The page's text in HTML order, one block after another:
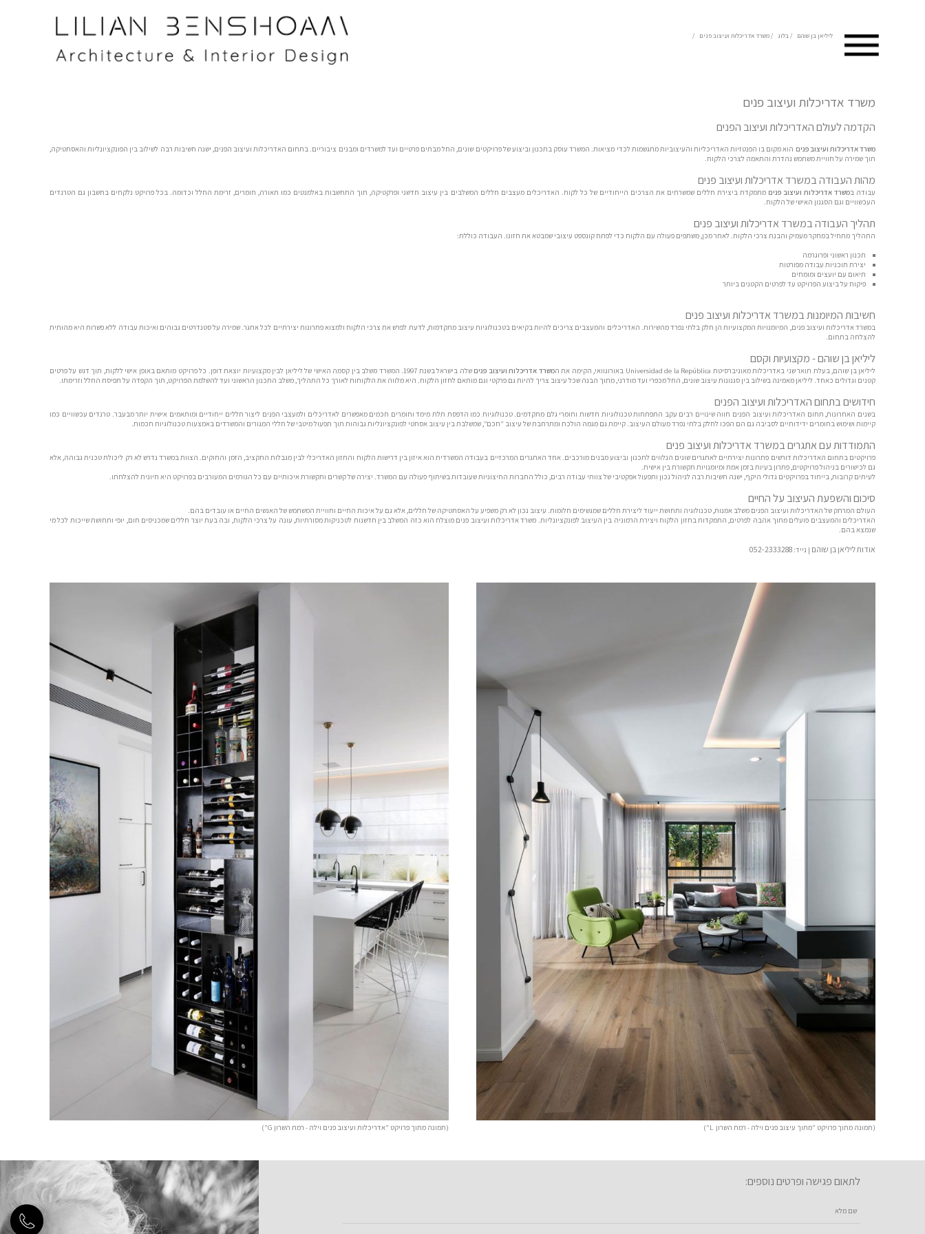
ליליאן בן שוהם /בלוג /משרד אדריכלות ועיצוב פנים /
משרד אדריכלות ועיצוב פנים
הקדמה לעולם האדריכלות ועיצוב הפנים
משרד אדריכלות ועיצוב פנים הוא מקום בו הפנטזיות האדריכליות והעיצוביות מתגשמות לכדי מציאות. המשרד עוסק בתכנון וביצוע של פרויקטים שונים, החל מבתים פרטיים ועד למשרדים ומבנים ציבוריים. בתחום האדריכלות ועיצוב הפנים, ישנה חשיבות רבה לשילוב בין הפונקציונליות והאסתטיקה,
תוך שמירה על חוויית משתמש נהדרת והתאמה לצרכי הלקוח.
מהות העבודה במשרד אדריכלות ועיצוב פנים
עבודה במשרד אדריכלות ועיצוב פנים מתמקדת ביצירת חללים שמשרתים את הצרכים הייחודיים של כל לקוח. האדריכלים מעצבים חללים המשלבים בין עיצוב חדשני ופרקטיקה, תוך התחשבות באלמנטים כמו תאורה, חומרים, זרימת החלל וכדומה. בכל פרויקט נלקחים בחשבון גם הטרנדים
העכשוויים וגם הסגנון האישי של הלקוח.
תהליך העבודה במשרד אדריכלות ועיצוב פנים
התהליך מתחיל במחקר מעמיק והבנת צרכי הלקוח. לאחר מכן, משתפים פעולה עם הלקוח כדי לפתח קונספט עיצובי שמבטא את חזונו. העבודה כוללת:
תכנון ראשוני ופרוגרמה
יצירת תוכניות עבודה מפורטות
תיאום עם יועצים ומומחים
פיקוח על ביצוע הפרויקט עד לפרטים הקטנים ביותר
חשיבות המיומנות במשרד אדריכלות ועיצוב פנים
במשרד אדריכלות ועיצוב פנים, המיומנויות המקצועיות הן חלק בלתי נפרד מהשירות. האדריכלים והמעצבים צריכים להיות בקיאים בטכנולוגיות עיצוב מתקדמות, לדעת לפרש את צרכי הלקוח ולמצוא פתרונות יצירתיים לכל אתגר. שמירה על סטנדרטים גבוהים ואיכות עבודה ללא פשרות היא מהותית
להצלחה בתחום.
ליליאן בן שוהם - מקצועיות וקסם
ליליאן בן שוהם, בעלת תואר שני באדריכלות מאוניברסיטת Universidad de la República באורוגוואי, הקימה את ה משרד אדריכלות ועיצוב פנים
שלה בישראל בשנת 1997. המשרד משלב בין קסמה האישי של ליליאן לבין מקצועיות יוצאת דופן. כל פרויקט מותאם באופן אישי ללקוח, תוך דגש על פרטים
קטנים וגדולים כאחד. ליליאן מאמינה בשילוב בין סגנונות עיצוב שונים, החל מכפרי ועד מודרני, מתוך הבנה שכל עיצוב צריך להיות גם פרקטי וגם מותאם לחזון הלקוח. היא מלווה את הלקוחות לאורך כל התהליך, משלב התכנון הראשוני ועד להשלמת הפרויקט, תוך הקפדה על תפיסת החלל וזרימתו.
חידושים בתחום האדריכלות ועיצוב הפנים
בשנים האחרונות, תחום האדריכלות ועיצוב הפנים חווה שינויים רבים עקב התפתחות טכנולוגיות חדשות וחומרי גלם מתקדמים. טכנולוגיות כמו הדפסת תלת מימד וחומרים חכמים מאפשרים לאדריכלים ולמעצבי הפנים ליצור חללים ייחודיים ומותאמים אישית יותר מבעבר. טרנדים עכשוויים כמו
קיימות ושימוש בחומרים ידידותיים לסביבה גם הם הפכו לחלק בלתי נפרד מעולם העיצוב. קיימת גם מגמה הולכת ומתרחבת של עיצוב "חכם", שמשלבת בין עיצוב אסתטי לפונקציונליות גבוהות תוך תפעול מיטבי של חללי המגורים והמשרדים באמצעות טכנולוגיות חכמות.
התמודדות עם אתגרים במשרד אדריכלות ועיצוב פנים
פרויקטים בתחום האדריכלות דורשים פתרונות יצירתיים לאתגרים שונים הנלווים לתכנון וביצוע מבנים מורכבים. אחד האתגרים המרכזיים בעבודה המשרדית הוא איזון בין דרישות הלקוח והחזון האדריכלי לבין מגבלות התקציב, הזמן והחוקים. הצוות במשרד נדרש לא רק ליכולת טכנית גבוהה, אלא
גם לכישורים בניהול פרויקטים, פתרון בעיות בזמן אמת ומיומנויות תקשורת בין אישית.
לעיתים קרובות, בייחוד בפרויקטים גדולי היקף, ישנה חשיבות רבה לניהול נכון ותפעול אפקטיבי של צוותי עבודה רבים, כולל החברות החיצוניות שעובדות בשיתוף פעולה עם המשרד. יצירה של קשרים ותקשורת איכותיים עם כל הגורמים המעורבים בפרויקט היא חיונית להצלחתו.
סיכום והשפעת העיצוב על החיים
העולם המרתק של האדריכלות ועיצוב הפנים משלב אמנות, טכנולוגיה ותחושת ייעוד ליצירת חללים שמגשימים חלומות. עיצוב נכון לא רק משפיע על האסתטיקה של חללים, אלא גם על איכות החיים וחוויית המשתמש של האנשים החיים או עובדים בהם.
האדריכלים והמעצבים פועלים מתוך אהבה לפרטים, התמקדות בחזון הלקוח ויצירת הרמוניה בין העיצוב לפונקציונליות. משרד אדריכלות ועיצוב פנים מוצלח הוא כזה המשלב בין חדשנות לטכניקות מסורתיות, עונה על צרכי הלקוח, ובה בעת יוצר חללים שמכניסים חום, יופי ותחושת שייכות לכל מי
שנמצא בהם.
אודות ליליאן בן שוהם | נייד:052-2333288
(תמונה מתוך פרויקט "מתוך עיצוב פנים וילה - רמת השרון L") (תמונה מתוך פרויקט "אדריכלות ועיצוב פנים וילה - רמת השרון G")
לתאום פגישה ופרטים נוספים:
שם מלא